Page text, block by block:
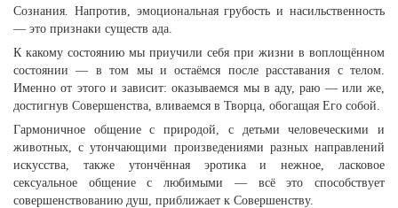
Сознания. Напротив, эмоциональная грубость и насильственность
— это признаки существ ада.
К какому состоянию мы приучили себя при жизни в воплощённом
состоянии — в том мы и остаёмся после расставания с телом.
Именно от этого и зависит: оказываемся мы в аду, раю — или же,
достигнув Совершенства, вливаемся в Творца, обогащая Его собой.
Гармоничное общение с природой, с детьми человеческими и
животных, с утончающими произведениями разных направлений
искусства, также утончённая эротика и нежное, ласковое
сексуальное общение с любимыми — всё это способствует
совершенствованию душ, приближает к Совершенству.